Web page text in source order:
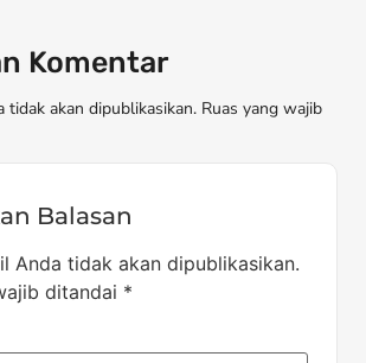
Komentar
tidak akan dipublikasikan. Ruas yang wajib
Balasan
Anda tidak akan dipublikasikan.
ditandai *